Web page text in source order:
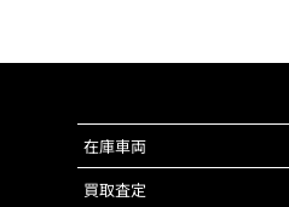
在庫車両
買取査定